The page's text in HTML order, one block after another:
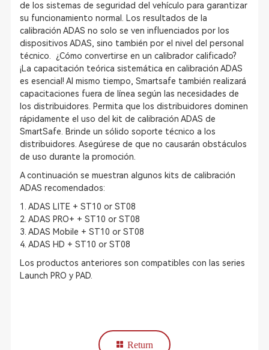
de los sistemas de seguridad del vehículo para garantizar
su funcionamiento normal. Los resultados de la
calibración ADAS no solo se ven influenciados por los
dispositivos ADAS, sino también por el nivel del personal
técnico. ¿Cómo convertirse en un calibrador calificado?
¡La capacitación teórica sistemática en calibración ADAS
es esencial! Al mismo tiempo, Smartsafe también realizará
capacitaciones fuera de línea según las necesidades de
los distribuidores. Permita que los distribuidores dominen
rápidamente el uso del kit de calibración ADAS de
SmartSafe. Brinde un sólido soporte técnico a los
distribuidores. Asegúrese de que no causarán obstáculos
de uso durante la promoción.
A continuación se muestran algunos kits de calibración
ADAS recomendados:
1. ADAS LITE + ST10 or ST08
2. ADAS PRO+ + ST10 or ST08
3. ADAS Mobile + ST10 or ST08
4. ADAS HD + ST10 or ST08
Los productos anteriores son compatibles con las series
Launch PRO y PAD.
Return